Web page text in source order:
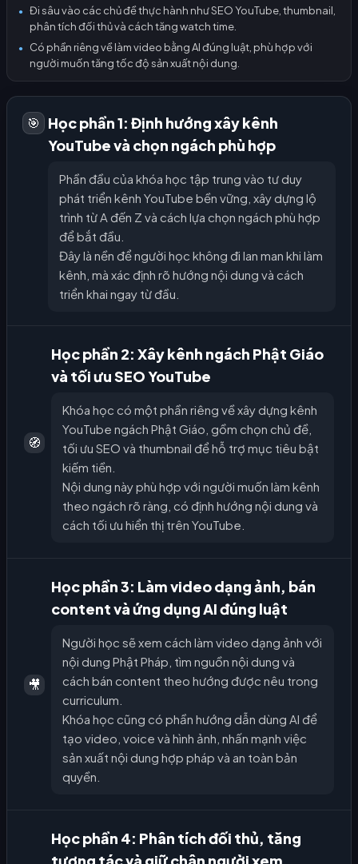
●
Đi sâu vào các chủ đề thực hành như SEO YouTube, thumbnail,
phân tích đối thủ và cách tăng watch time.
●
Có phần riêng về làm video bằng AI đúng luật, phù hợp với
người muốn tăng tốc độ sản xuất nội dung.
🎯
Học phần 1: Định hướng xây kênh
YouTube và chọn ngách phù hợp
Phần đầu của khóa học tập trung vào tư duy
phát triển kênh YouTube bền vững, xây dựng lộ
trình từ A đến Z và cách lựa chọn ngách phù hợp
để bắt đầu.
Đây là nền để người học không đi lan man khi làm
kênh, mà xác định rõ hướng nội dung và cách
triển khai ngay từ đầu.
🧭
Học phần 2: Xây kênh ngách Phật Giáo
và tối ưu SEO YouTube
Khóa học có một phần riêng về xây dựng kênh
YouTube ngách Phật Giáo, gồm chọn chủ đề,
tối ưu SEO và thumbnail để hỗ trợ mục tiêu bật
kiếm tiền.
Nội dung này phù hợp với người muốn làm kênh
theo ngách rõ ràng, có định hướng nội dung và
cách tối ưu hiển thị trên YouTube.
🎥
Học phần 3: Làm video dạng ảnh, bán
content và ứng dụng AI đúng luật
Người học sẽ xem cách làm video dạng ảnh với
nội dung Phật Pháp, tìm nguồn nội dung và
cách bán content theo hướng được nêu trong
curriculum.
Khóa học cũng có phần hướng dẫn dùng AI để
tạo video, voice và hình ảnh, nhấn mạnh việc
sản xuất nội dung hợp pháp và an toàn bản
quyền.
Học phần 4: Phân tích đối thủ, tăng
tương tác và giữ chân người xem